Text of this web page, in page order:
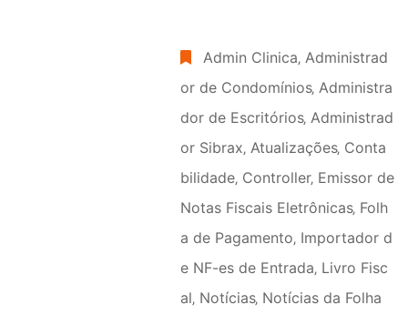
Admin Clinica‚ Administrad
or de Condomínios‚ Administra
dor de Escritórios‚ Administrad
or Sibrax‚ Atualizações‚ Conta
bilidade‚ Controller‚ Emissor de
Notas Fiscais Eletrônicas‚ Folh
a de Pagamento‚ Importador d
e NF-es de Entrada‚ Livro Fisc
al‚ Notícias‚ Notícias da Folha